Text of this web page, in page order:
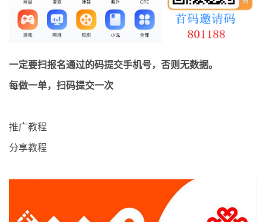
项目介绍
一定要扫报名通过的码提交手机号，否则无数据。
每做一单，扫码提交一次
推广教程
分享教程